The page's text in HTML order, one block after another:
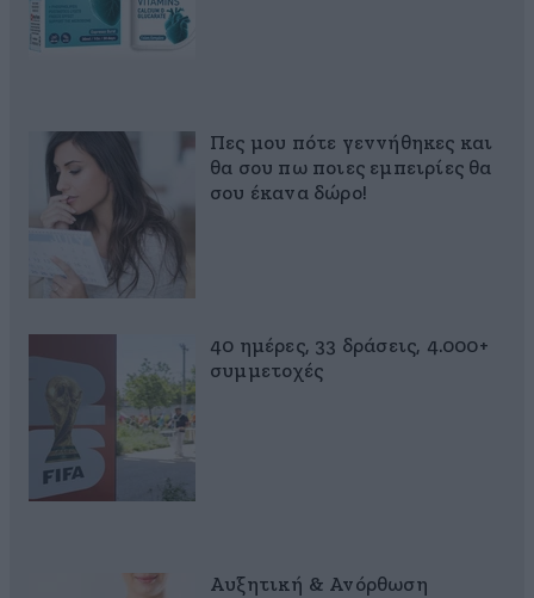
Πες μου πότε γεννήθηκες και
θα σου πω ποιες εμπειρίες θα
σου έκανα δώρο!
40 ημέρες, 33 δράσεις, 4.000+
συμμετοχές
Αυξητική & Ανόρθωση